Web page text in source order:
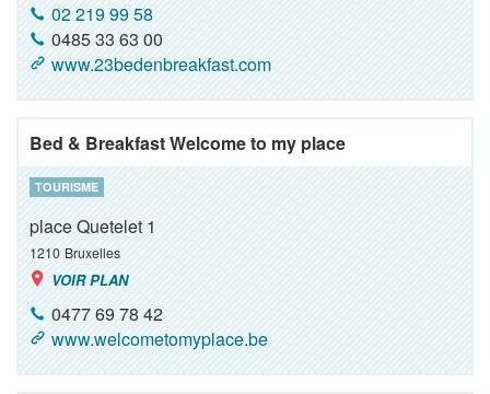
02 219 99 58
0485 33 63 00
www.23bedenbreakfast.com
Bed & Breakfast Welcome to my place
TOURISME
place Quetelet 1
1210 Bruxelles
VOIR PLAN
0477 69 78 42
www.welcometomyplace.be